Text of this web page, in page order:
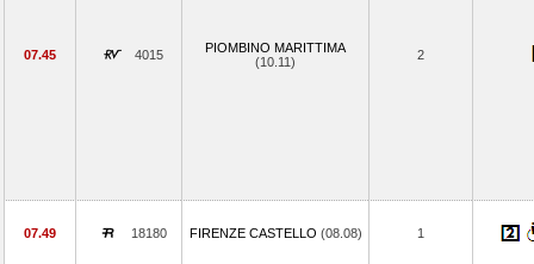
07.45 4015
PIOMBINO MARITTIMA
(10.11)
2
07.49 18180 FIRENZE CASTELLO (08.08) 1